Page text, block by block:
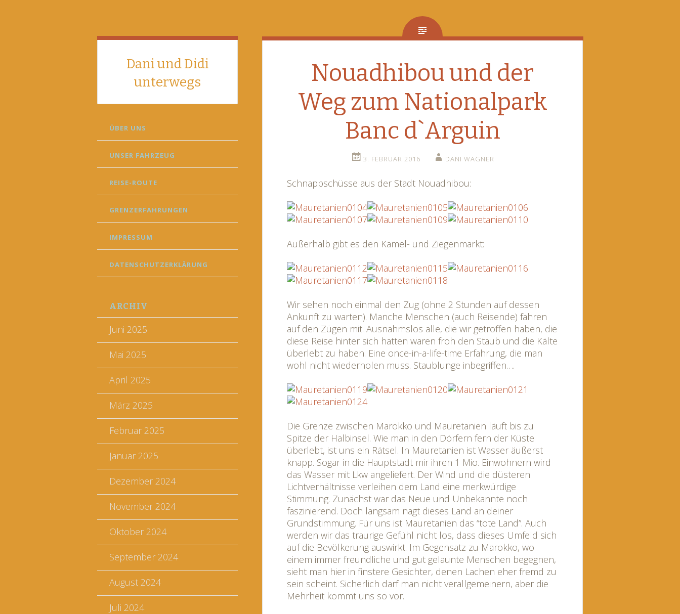
Dani und Didi
unterwegs
SKIP
TO
ÜBER UNS
UNSER FAHRZEUG
REISE-ROUTE
GRENZERFAHRUNGEN
IMPRESSUM
DATENSCHUTZERKLÄRUNG
ARCHIV
Juni 2025
Mai 2025
April 2025
März 2025
Februar 2025
Januar 2025
Dezember 2024
November 2024
Oktober 2024
September 2024
August 2024
Juli 2024
Nouadhibou und der
Weg zum Nationalpark
Banc d`Arguin
3. FEBRUAR 2016 DANI WAGNER
Schnappschüsse aus der Stadt Nouadhibou:
Außerhalb gibt es den Kamel- und Ziegenmarkt:
Wir sehen noch einmal den Zug (ohne 2 Stunden auf dessen
Ankunft zu warten). Manche Menschen (auch Reisende) fahren
auf den Zügen mit. Ausnahmslos alle, die wir getroffen haben, die
diese Reise hinter sich hatten waren froh den Staub und die Kälte
überlebt zu haben. Eine once-in-a-life-time Erfahrung, die man
wohl nicht wiederholen muss. Staublunge inbegriffen….
Die Grenze zwischen Marokko und Mauretanien läuft bis zu
Spitze der Halbinsel. Wie man in den Dörfern fern der Küste
überlebt, ist uns ein Rätsel. In Mauretanien ist Wasser äußerst
knapp. Sogar in die Hauptstadt mir ihren 1 Mio. Einwohnern wird
das Wasser mit Lkw angeliefert. Der Wind und die düsteren
Lichtverhältnisse verleihen dem Land eine merkwürdige
Stimmung. Zunächst war das Neue und Unbekannte noch
faszinierend. Doch langsam nagt dieses Land an deiner
Grundstimmung. Für uns ist Mauretanien das “tote Land”. Auch
werden wir das traurige Gefühl nicht los, dass dieses Umfeld sich
auf die Bevölkerung auswirkt. Im Gegensatz zu Marokko, wo
einem immer freundliche und gut gelaunte Menschen begegnen,
sieht man hier in finstere Gesichter, denen Lachen eher fremd zu
sein scheint. Sicherlich darf man nicht verallgemeinern, aber die
Mehrheit kommt uns so vor.